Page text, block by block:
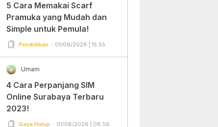
5 Cara Memakai Scarf
Pramuka yang Mudah dan
Simple untuk Pemula!
Pendidikan 01/08/2026 | 15:55
Umam
4 Cara Perpanjang SIM
Online Surabaya Terbaru
2023!
Gaya Hidup 01/08/2026 | 08:56